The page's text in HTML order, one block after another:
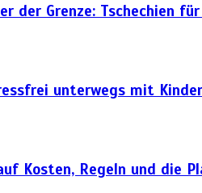
der Grenze: Tschechien
unterwegs mit
Kosten, Regeln und die